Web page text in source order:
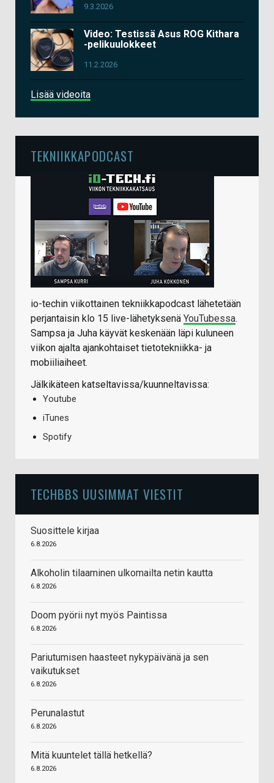
9.3.2026
Video: Testissä Asus ROG Kithara
-pelikuulokkeet
11.2.2026
Lisää videoita
TEKNIIKKAPODCAST
io-techin viikottainen tekniikkapodcast lähetetään
perjantaisin klo 15 live-lähetyksenä YouTubessa.
Sampsa ja Juha käyvät keskenään läpi kuluneen
viikon ajalta ajankohtaiset tietotekniikka- ja
mobiiliaiheet.
Jälkikäteen katseltavissa/kuunneltavissa:
Youtube
iTunes
Spotify
TECHBBS UUSIMMAT VIESTIT
Suosittele kirjaa
6.8.2026
Alkoholin tilaaminen ulkomailta netin kautta
6.8.2026
Doom pyörii nyt myös Paintissa
6.8.2026
Pariutumisen haasteet nykypäivänä ja sen
vaikutukset
6.8.2026
Perunalastut
6.8.2026
Mitä kuuntelet tällä hetkellä?
6.8.2026